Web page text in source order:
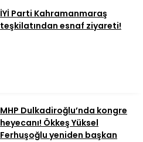
İYİ Parti Kahramanmaraş
teşkilatından esnaf ziyareti!
MHP Dulkadiroğlu’nda kongre
heyecanı! Ökkeş Yüksel
Ferhuşoğlu yeniden başkan